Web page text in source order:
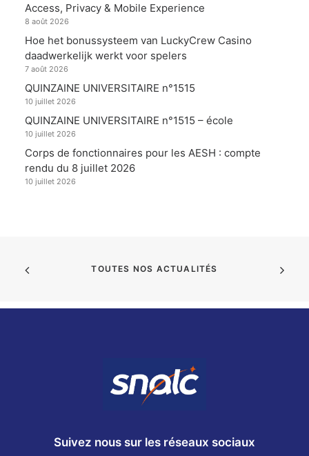
Access, Privacy & Mobile Experience
8 août 2026
Hoe het bonussysteem van LuckyCrew Casino
daadwerkelijk werkt voor spelers
7 août 2026
QUINZAINE UNIVERSITAIRE n°1515
10 juillet 2026
QUINZAINE UNIVERSITAIRE n°1515 – école
10 juillet 2026
Corps de fonctionnaires pour les AESH : compte
rendu du 8 juillet 2026
10 juillet 2026
TOUTES NOS ACTUALITÉS
Suivez nous sur les réseaux sociaux